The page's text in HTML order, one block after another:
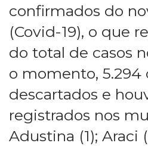
confirmados do
(Covid-19), o que
do total de casos
o momento, 5.294
descartados e
registrados nos
Adustina (1); Araci